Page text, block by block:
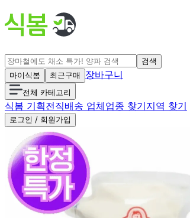
검색
마이식봄
최근구매 장바구니
전체 카테고리
식봄 기획전직배송 업체업종 찾기지역 찾기
로그인 / 회원가입